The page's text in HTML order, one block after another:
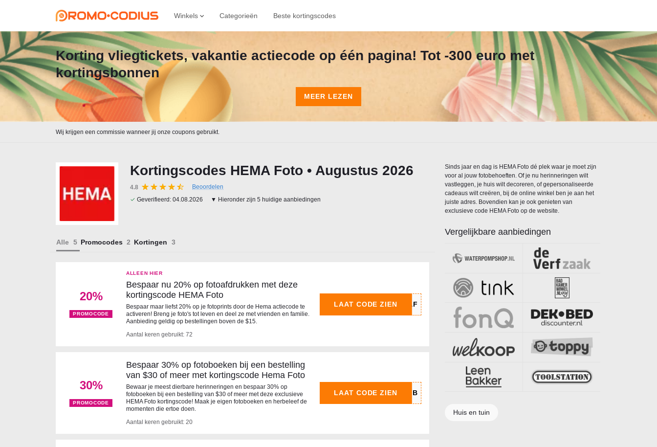
Winkels Categorieën Beste kortingscodes
Korting vliegtickets, vakantie actiecode op één pagina! Tot -300 euro met
kortingsbonnen
MEER LEZEN
Wij krijgen een commissie wanneer jij onze coupons gebruikt.
Kortingscodes HEMA Foto • Augustus 2026
4.8
Beoordelen
✓ Geverifieerd: 04.08.2026 ▼ Hieronder zijn 5 huidige aanbiedingen
Alle Promocodes Kortingen
20%
PROMOCODE
ALLEEN HIER
Bespaar nu 20% op fotoafdrukken met deze
kortingscode HEMA Foto
Bespaar maar liefst 20% op je fotoprints door de Hema actiecode te
activeren! Breng je foto's tot leven en deel ze met vrienden en familie.
Aanbieding geldig op bestellingen boven de $15.
Aantal keren gebruikt: 72
LAAT CODE ZIEN
30%
PROMOCODE
Bespaar 30% op fotoboeken bij een bestelling
van $30 of meer met kortingscode Hema Foto
Bewaar je meest dierbare herinneringen en bespaar 30% op
fotoboeken bij een bestelling van $30 of meer met deze exclusieve
HEMA Foto kortingscode! Maak je eigen fotoboeken en herbeleef de
momenten die ertoe doen.
Aantal keren gebruikt: 20
LAAT CODE ZIEN
Sinds jaar en dag is HEMA Foto dé plek waar je moet zijn
voor al jouw fotobehoeften. Of je nu herinneringen wilt
vastleggen, je huis wilt decoreren, of gepersonaliseerde
cadeaus wilt creëren, bij de online winkel ben je aan het
juiste adres. Bovendien kan je ook genieten van
exclusieve code HEMA Foto op de website.
Vergelijkbare aanbiedingen
Huis en tuin